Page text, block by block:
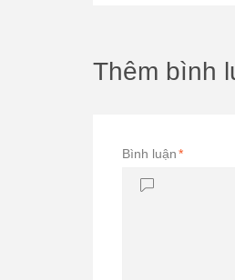
Thêm bình
Bình luận*